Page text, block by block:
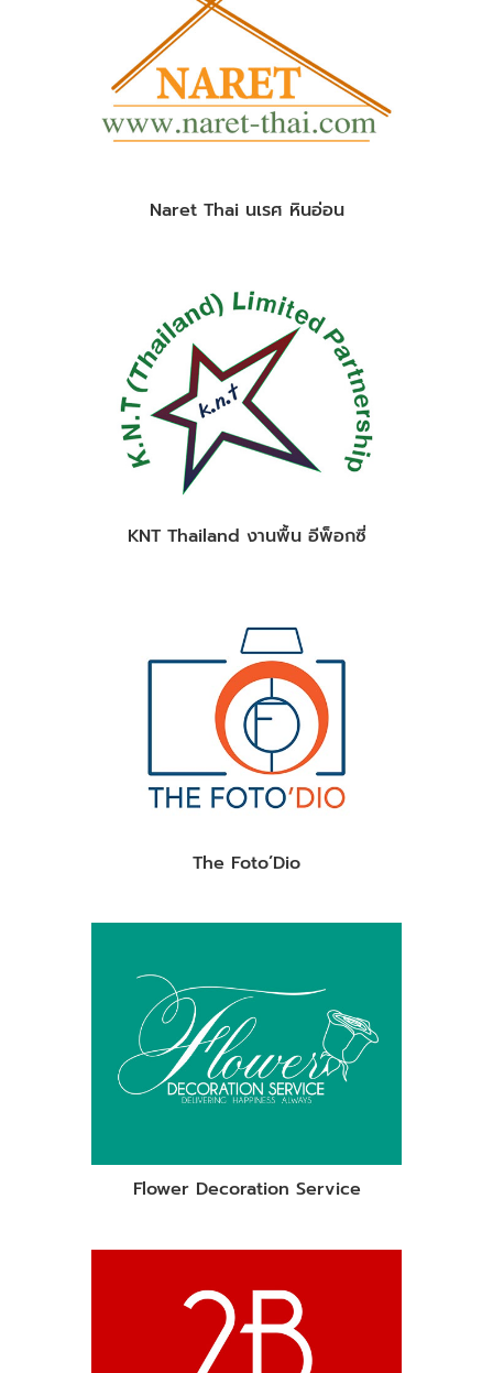
Naret Thai นเรศ หินอ่อน
KNT Thailand งานพื้น อีพ็อกซี่
The Foto’Dio
Flower Decoration Service